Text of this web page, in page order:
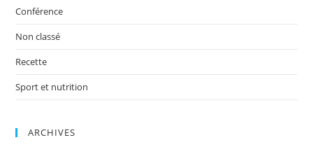
Conférence
Non classé
Recette
Sport et nutrition
ARCHIVES